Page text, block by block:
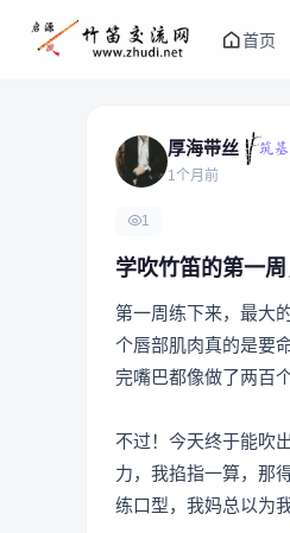
首页
厚海带丝
1个月前
1
学吹竹笛的第一
第一周练下来，最大
个唇部肌肉真的是要
完嘴巴都像做了两百
不过！今天终于能吹
力，我掐指一算，那
练口型，我妈总以为